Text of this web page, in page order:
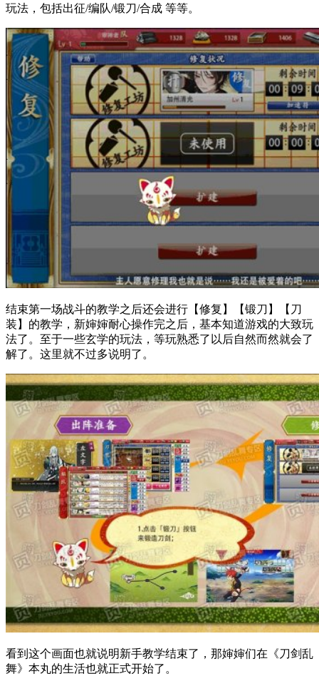
玩法，包括出征/编队/锻刀/合成 等等。
结束第一场战斗的教学之后还会进行【修复】【锻刀】【刀
装】的教学，新婶婶耐心操作完之后，基本知道游戏的大致玩
法了。至于一些玄学的玩法，等玩熟悉了以后自然而然就会了
解了。这里就不过多说明了。
看到这个画面也就说明新手教学结束了，那婶婶们在《刀剑乱
舞》本丸的生活也就正式开始了。